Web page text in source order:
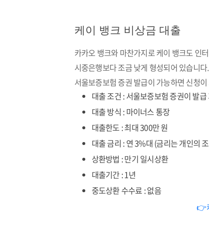
케이 뱅크 비상금 대출
카카오 뱅크와 마찬가지로 케이 뱅크도 인
시중은행보다 조금 낮게 형성되어 있습니다.
서울보증보험 증권 발급이 가능하면 신청
대출 조건 : 서울보증보험 증권이 발
대출 방식 : 마이너스 통장
대출한도 : 최대 300만 원
대출 금리 : 연 3%대 (금리는 개인의
상환방법 : 만기 일시상환
대출기간 : 1년
중도상환 수수료 : 없음
👉